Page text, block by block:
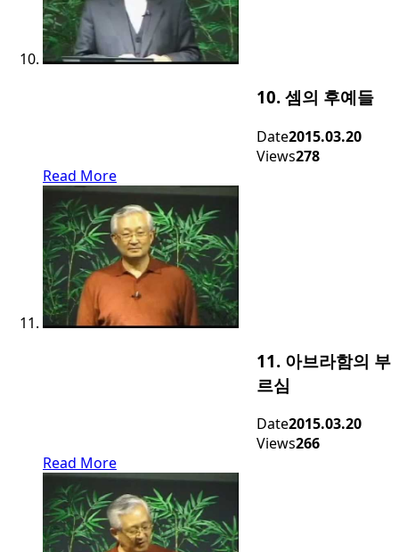
10. 셈의 후예들
Date2015.03.20
Views278
Read More
11. 아브라함의 부
르심
Date2015.03.20
Views266
Read More